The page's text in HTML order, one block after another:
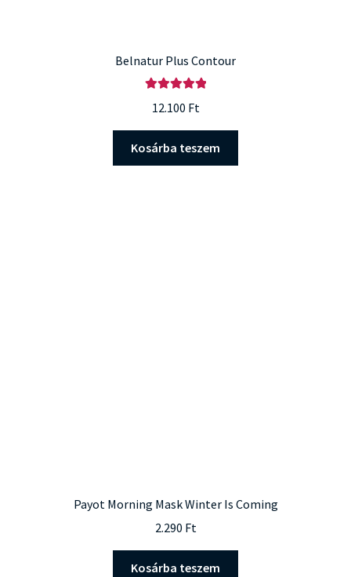
Belnatur Plus Contour
12.100 Ft
Kosárba teszem
Payot Morning Mask Winter Is Coming
2.290 Ft
Kosárba teszem